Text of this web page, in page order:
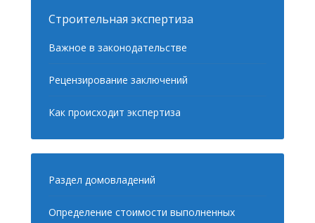
Строительная экспертиза
Важное в законодательстве
Рецензирование заключений
Как происходит экспертиза
Раздел домовладений
Определение стоимости выполненных